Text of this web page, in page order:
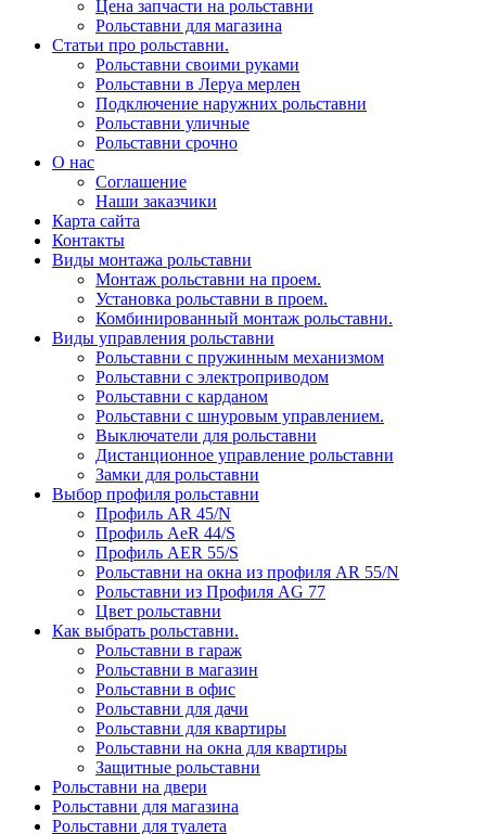
Цена запчасти на рольставни
Рольставни для магазина
Статьи про рольставни.
Рольставни своими руками
Рольставни в Леруа мерлен
Подключение наружних рольставни
Рольставни уличные
Рольставни срочно
О нас
Соглашение
Наши заказчики
Карта сайта
Контакты
Виды монтажа рольставни
Монтаж рольставни на проем.
Установка рольставни в проем.
Комбинированный монтаж рольставни.
Виды управления рольставни
Рольставни с пружинным механизмом
Рольставни с электроприводом
Рольставни с карданом
Рольставни с шнуровым управлением.
Выключатели для рольставни
Дистанционное управление рольставни
Замки для рольставни
Выбор профиля рольставни
Профиль AR 45/N
Профиль AeR 44/S
Профиль AER 55/S
Рольставни на окна из профиля AR 55/N
Рольставни из Профиля AG 77
Цвет рольставни
Как выбрать рольставни.
Рольставни в гараж
Рольставни в магазин
Рольставни в офис
Рольставни для дачи
Рольставни для квартиры
Рольставни на окна для квартиры
Защитные рольставни
Рольставни на двери
Рольставни для магазина
Рольставни для туалета